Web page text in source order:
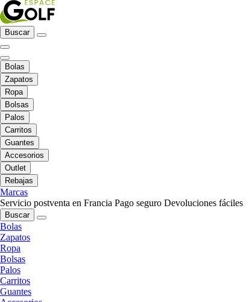
Buscar
Bolas
Zapatos
Ropa
Bolsas
Palos
Carritos
Guantes
Accesorios
Outlet
Rebajas
Marcas
Servicio postventa en Francia Pago seguro Devoluciones fáciles
Buscar
Bolas
Zapatos
Ropa
Bolsas
Palos
Carritos
Guantes